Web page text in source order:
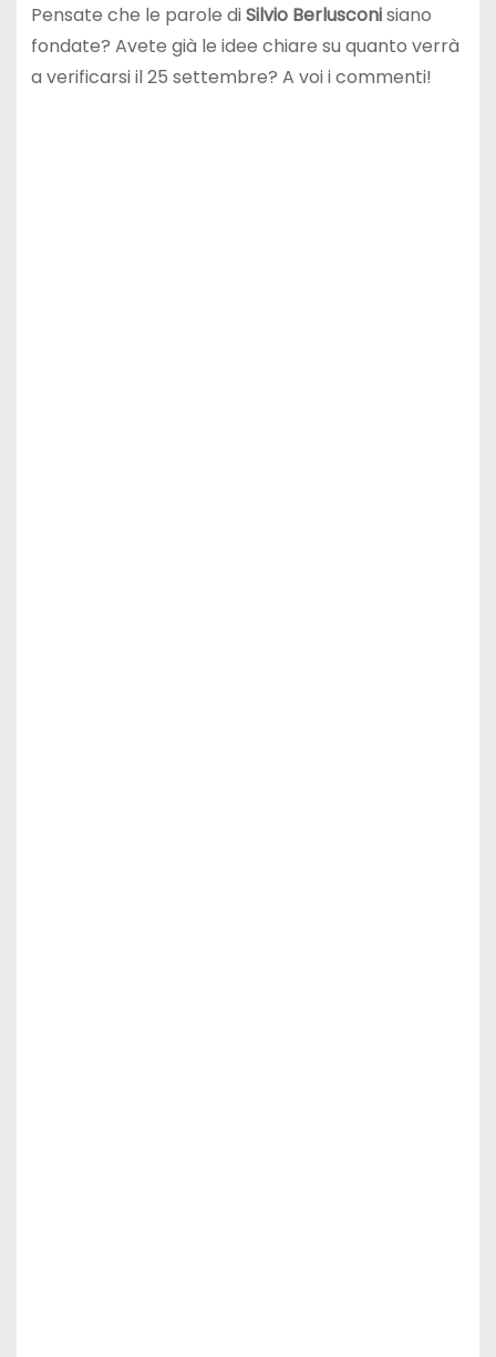
Pensate che le parole diSilvio Berlusconisiano
fondate? Avete già le idee chiare su quanto verrà
a verificarsi il 25 settembre? A voi i commenti!